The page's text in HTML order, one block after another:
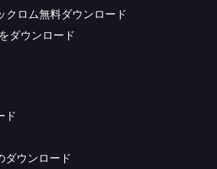
クロム無料ダウンロード
ダウンロード
ド
ダウンロード